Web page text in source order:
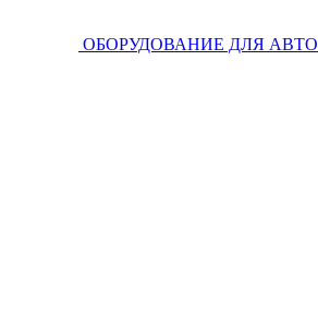
ОБОРУДОВАНИЕ ДЛЯ